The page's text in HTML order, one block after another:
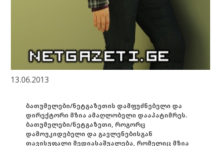
13.06.2013
ბათუმელები/ნეტგაზეთის დამფუძნებელი და
დირექტორი მზია ამაღლობელი დააპატიმრეს.
ბათუმელები/ნეტგაზეთი, როგორც
დამოუკიდებელი და გავლენებისგან
თავისუფალი მედიასაშუალება, რომელიც მზია